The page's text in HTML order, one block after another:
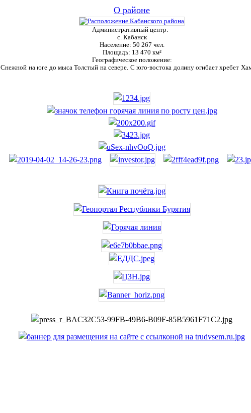
О районе
Административный центр:
с. Кабанск
Население: 50 267 чел.
Площадь: 13 470 км²
Географическое положение:
на юге до мыса Толстый на севере. С юго-востока долину огибает хребет